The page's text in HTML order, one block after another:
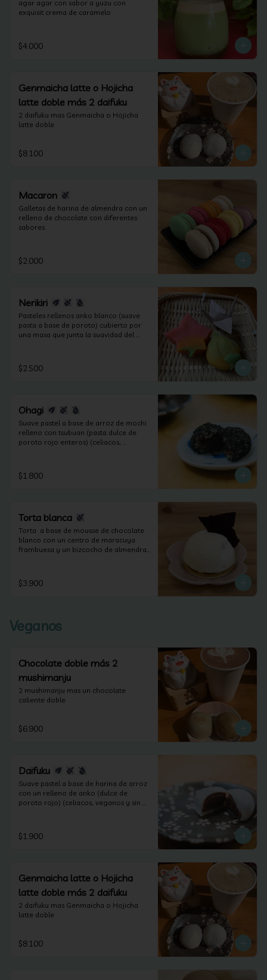
agar agar con sabor a yuzu con
exquisit crema de caramelo
$4.000
Genmaicha latte o Hojicha
latte doble más 2 daifuku
2 daifuku mas Genmaicha o Hojicha
latte doble
$8.100
Macaron
Galletas de harina de almendra con un
relleno de chocolate con diferentes
sabores.
$2.000
Nerikiri
Pasteles rellenos anko blanco (suave
pasta a base de poroto) cubierto por
una masa que junta la suavidad del
(apto celiacos, veganos y sin lactosa).
$2.500
Ohagi
Suave pastel a base de arroz de mochi
relleno con tsubuan (pasta dulce de
poroto rojo enteros) (celiacos,
$1.800
Torta blanca
Torta  a base de mousse de chocolate
blanco con un centro de maracuya
frambuesa y un bizcocho de almendras
$3.900
Veganos
Chocolate doble más 2
mushimanju
2 mushimanju mas un chocolate
caliente doble
$6.900
Daifuku
Suave pastel a base de harina de arroz
con un relleno de anko (dulce de
poroto rojo) (celiacos, veganos y sin
$1.900
Genmaicha latte o Hojicha
latte doble más 2 daifuku
2 daifuku mas Genmaicha o Hojicha
latte doble
$8.100